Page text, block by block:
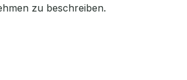
zu beschreiben.